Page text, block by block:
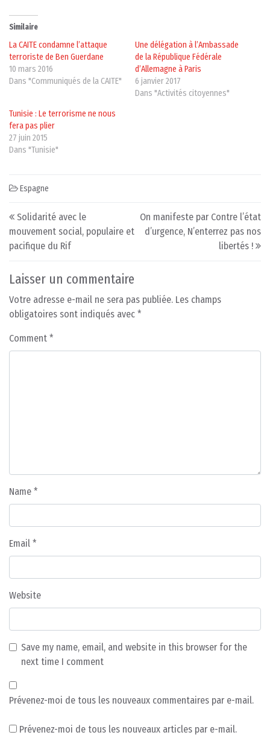
Similaire
La CAITE condamne l’attaque
terroriste de Ben Guerdane
10 mars 2016
Dans "Communiqués de la CAITE"
Une délégation à l’Ambassade
de la République Fédérale
d’Allemagne à Paris
6 janvier 2017
Dans "Activités citoyennes"
Tunisie : Le terrorisme ne nous
fera pas plier
27 juin 2015
Dans "Tunisie"
Espagne
Post navigation
Solidarité avec le
mouvement social, populaire et
pacifique du Rif
On manifeste par Contre l’état
d’urgence, N’enterrez pas nos
libertés !
Laisser un commentaire
Votre adresse e-mail ne sera pas publiée. Les champs
obligatoires sont indiqués avec *
Comment *
Name *
Email *
Website
Save my name, email, and website in this browser for the
next time I comment
Prévenez-moi de tous les nouveaux commentaires par e-mail.
Prévenez-moi de tous les nouveaux articles par e-mail.